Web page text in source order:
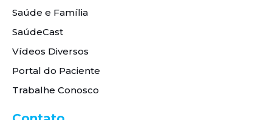
Saúde e Família
SaúdeCast
Vídeos Diversos
Portal do Paciente
Trabalhe Conosco